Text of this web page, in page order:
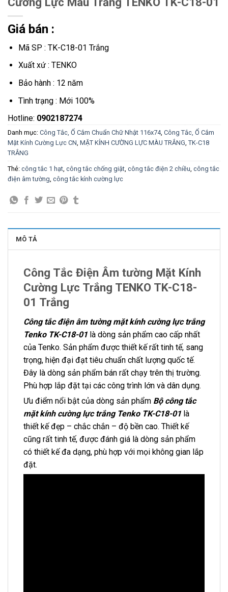
Giá bán :
Mã SP : TK-C18-01 Trắng
Xuất xứ : TENKO
Bảo hành : 12 năm
Tình trạng : Mới 100%
Hotline: 0902187274
Danh mục: Công Tắc, Ổ Cắm Chuẩn Chữ Nhật 116x74, Công Tắc, Ổ Cắm
Mặt Kính Cường Lực CN, MẶT KÍNH CƯỜNG LỰC MÀU TRẮNG, TK-C18
TRẮNG
Thẻ: công tắc 1 hạt, công tắc chống giật, công tắc điện 2 chiều, công tắc
điện âm tường, công tắc kính cường lực
MÔ TẢ
Công Tắc Điện Âm tường Mặt Kính
Cường Lực Trắng TENKO TK-C18-
01 Trắng
Công tắc điện âm tường mặt kính cường lực trắng
Tenko TK-C18-01 là dòng sản phẩm cao cấp nhất
của Tenko. Sản phẩm được thiết kế rất tinh tế, sang
trọng, hiện đại đạt tiêu chuẩn chất lượng quốc tế.
Đây là dòng sản phẩm bán rất chạy trên thị trường.
Phù hợp lắp đặt tại các công trình lớn và dân dụng.
Ưu điểm nổi bật của dòng sản phẩm Bộ công tắc
mặt kính cường lực trắng Tenko TK-C18-01 là
thiết kế đẹp – chắc chắn – độ bền cao. Thiết kế
cũng rất tinh tế, được đánh giá là dòng sản phẩm
có thiết kế đa dạng, phù hợp với mọi không gian lắp
đặt.